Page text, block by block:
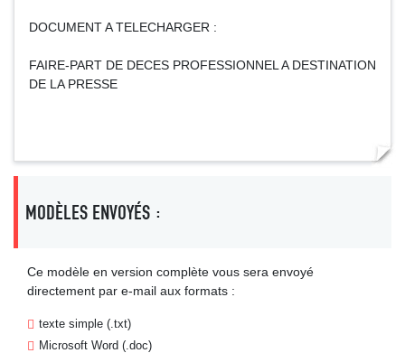
DOCUMENT A TELECHARGER :
FAIRE-PART DE DECES PROFESSIONNEL A DESTINATION
DE LA PRESSE
MODÈLES ENVOYÉS :
Ce modèle en version complète vous sera envoyé
directement par e-mail aux formats :
texte simple (.txt)
Microsoft Word (.doc)